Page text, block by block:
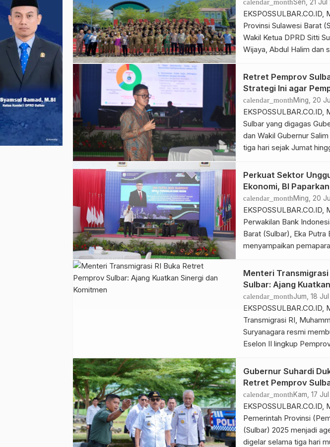
calendar_monthSen, 21 Jul
Provinsi Sulawesi Barat
Wakil Ketua DPRD Sitti
Wijaya, Abdul Halim dan
kegiatan Retret Pemprov
Kegiatan dilaksanakan di
Komando Resor Militer
Retret Pemprov
Strategi Ini agar
Opini WTP
calendar_monthMing, 20
Sulbar yang digagas
dan Wakil Gubernur
tiga hari sejak Jumat
sejumlah materi
pemerintahan. Salah
Keuangan yang Prudent
Wajar Tanpa […]
Perkuat Sektor
Ekonomi, BI
Sulbar di Retret
calendar_monthMing, 20
EKSPOSSULBAR.CO.ID,
Perwakilan Bank
Barat (Sulbar), Eka Putra
menyampaikan
serta regional Sulbar
Sabtu, 19 Juli 2025.
Budi Nugroho menyoroti
perkembangan ekonomi
ekonomi serta […]
Menteri
Sulbar: Ajang
calendar_monthJum, 18
Transmigrasi RI,
Suryanagara resmi
Eselon II lingkup
Tarogau (Tatag) di Jalan
Kelurahan Rangas,
Mamuju, Jumat, 18 Juli
peserta akan mengikuti
Gubernur Suhardi
Retret Pemprov
calendar_monthKam, 17
Pemerintah Provinsi
(Sulbar) 2025 menjadi
digelar selama tiga hari